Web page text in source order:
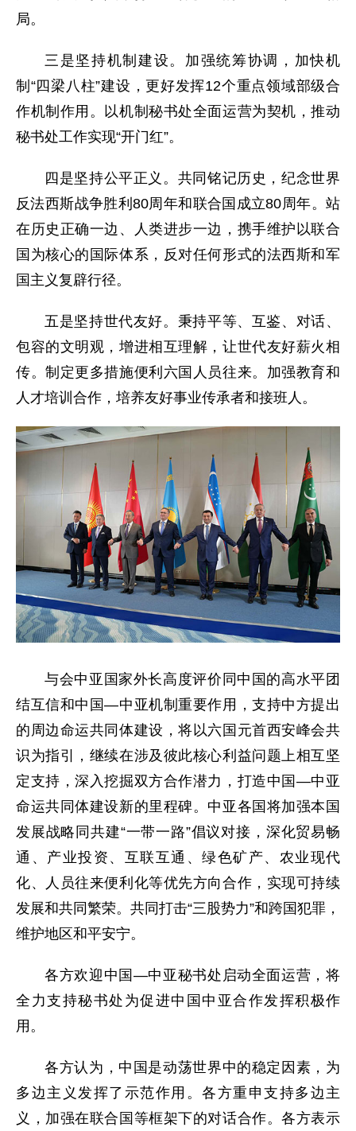
局。
三是坚持机制建设。加强统筹协调，加快机
制“四梁八柱”建设，更好发挥12个重点领域部级合
作机制作用。以机制秘书处全面运营为契机，推动
秘书处工作实现“开门红”。
四是坚持公平正义。共同铭记历史，纪念世界
反法西斯战争胜利80周年和联合国成立80周年。站
在历史正确一边、人类进步一边，携手维护以联合
国为核心的国际体系，反对任何形式的法西斯和军
国主义复辟行径。
五是坚持世代友好。秉持平等、互鉴、对话、
包容的文明观，增进相互理解，让世代友好薪火相
传。制定更多措施便利六国人员往来。加强教育和
人才培训合作，培养友好事业传承者和接班人。
与会中亚国家外长高度评价同中国的高水平团
结互信和中国—中亚机制重要作用，支持中方提出
的周边命运共同体建设，将以六国元首西安峰会共
识为指引，继续在涉及彼此核心利益问题上相互坚
定支持，深入挖掘双方合作潜力，打造中国—中亚
命运共同体建设新的里程碑。中亚各国将加强本国
发展战略同共建“一带一路”倡议对接，深化贸易畅
通、产业投资、互联互通、绿色矿产、农业现代
化、人员往来便利化等优先方向合作，实现可持续
发展和共同繁荣。共同打击“三股势力”和跨国犯罪，
维护地区和平安宁。
各方欢迎中国—中亚秘书处启动全面运营，将
全力支持秘书处为促进中国中亚合作发挥积极作
用。
各方认为，中国是动荡世界中的稳定因素，为
多边主义发挥了示范作用。各方重申支持多边主
义，加强在联合国等框架下的对话合作。各方表示